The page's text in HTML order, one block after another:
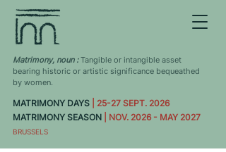
Matrimony, noun :Tangible or intangible asset
bearing historic or artistic significance bequeathed
by women.
MATRIMONY DAYS | 25-27 SEPT. 2026
MATRIMONY SEASON | NOV. 2026 - MAY 2027
BRUSSELS